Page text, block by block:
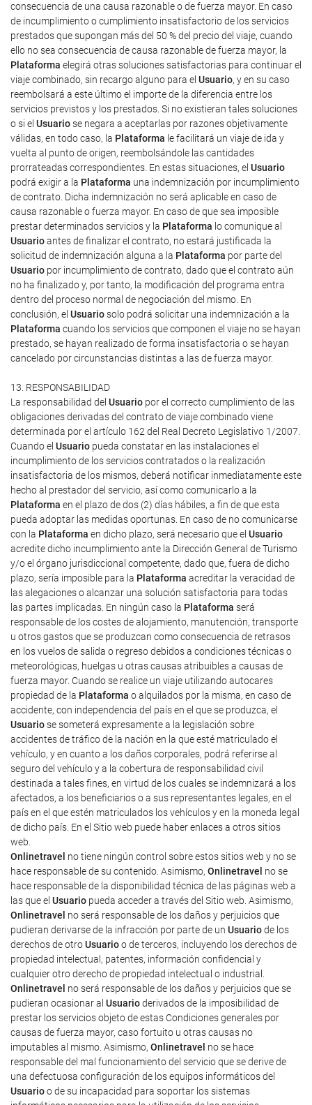
consecuencia de una causa razonable o de fuerza mayor. En caso
de incumplimiento o cumplimiento insatisfactorio de los servicios
prestados que supongan más del 50 % del precio del viaje, cuando
ello no sea consecuencia de causa razonable de fuerza mayor, la
Plataforma elegirá otras soluciones satisfactorias para continuar el
viaje combinado, sin recargo alguno para el Usuario, y en su caso
reembolsará a este último el importe de la diferencia entre los
servicios previstos y los prestados. Si no existieran tales soluciones
o si el Usuariose negara a aceptarlas por razones objetivamente
válidas, en todo caso, la Plataforma le facilitará un viaje de ida y
vuelta al punto de origen, reembolsándole las cantidades
prorrateadas correspondientes. En estas situaciones, el Usuario
podrá exigir a la Plataforma una indemnización por incumplimiento
de contrato. Dicha indemnización no será aplicable en caso de
causa razonable o fuerza mayor. En caso de que sea imposible
prestar determinados servicios y la Plataforma lo comunique al
Usuarioantes de finalizar el contrato, no estará justificada la
solicitud de indemnización alguna a la Plataforma por parte del
Usuario por incumplimiento de contrato, dado que el contrato aún
no ha finalizado y, por tanto, la modificación del programa entra
dentro del proceso normal de negociación del mismo. En
conclusión, el Usuariosolo podrá solicitar una indemnización a la
Plataforma cuando los servicios que componen el viaje no se hayan
prestado, se hayan realizado de forma insatisfactoria o se hayan
cancelado por circunstancias distintas a las de fuerza mayor.
13. RESPONSABILIDAD
La responsabilidad del Usuario por el correcto cumplimiento de las
obligaciones derivadas del contrato de viaje combinado viene
determinada por el artículo 162 del Real Decreto Legislativo 1/2007.
Cuando el Usuario pueda constatar en las instalaciones el
incumplimiento de los servicios contratados o la realización
insatisfactoria de los mismos, deberá notificar inmediatamente este
hecho al prestador del servicio, así como comunicarlo a la
Plataforma en el plazo de dos (2) días hábiles, a fin de que esta
pueda adoptar las medidas oportunas. En caso de no comunicarse
con la Plataforma en dicho plazo, será necesario que el Usuario
acredite dicho incumplimiento ante la Dirección General de Turismo
y/o el órgano jurisdiccional competente, dado que, fuera de dicho
plazo, sería imposible para la Plataforma acreditar la veracidad de
las alegaciones o alcanzar una solución satisfactoria para todas
las partes implicadas. En ningún caso la Plataforma será
responsable de los costes de alojamiento, manutención, transporte
u otros gastos que se produzcan como consecuencia de retrasos
en los vuelos de salida o regreso debidos a condiciones técnicas o
meteorológicas, huelgas u otras causas atribuibles a causas de
fuerza mayor. Cuando se realice un viaje utilizando autocares
propiedad de la Plataforma o alquilados por la misma, en caso de
accidente, con independencia del país en el que se produzca, el
Usuariose someterá expresamente a la legislación sobre
accidentes de tráfico de la nación en la que esté matriculado el
vehículo, y en cuanto a los daños corporales, podrá referirse al
seguro del vehículo y a la cobertura de responsabilidad civil
destinada a tales fines, en virtud de los cuales se indemnizará a los
afectados, a los beneficiarios o a sus representantes legales, en el
país en el que estén matriculados los vehículos y en la moneda legal
de dicho país. En el Sitio web puede haber enlaces a otros sitios
web.
Onlinetravel no tiene ningún control sobre estos sitios web y no se
hace responsable de su contenido. Asimismo, Onlinetravel no se
hace responsable de la disponibilidad técnica de las páginas web a
las que el Usuario pueda acceder a través del Sitio web. Asimismo,
Onlinetravel no será responsable de los daños y perjuicios que
pudieran derivarse de la infracción por parte de un Usuariode los
derechos de otroUsuarioo de terceros, incluyendo los derechos de
propiedad intelectual, patentes, información confidencial y
cualquier otro derecho de propiedad intelectual o industrial.
Onlinetravel no será responsable de los daños y perjuicios que se
pudieran ocasionar al Usuarioderivados de la imposibilidad de
prestar los servicios objeto de estas Condiciones generales por
causas de fuerza mayor, caso fortuito u otras causas no
imputables al mismo. Asimismo, Onlinetravel no se hace
responsable del mal funcionamiento del servicio que se derive de
una defectuosa configuración de los equipos informáticos del
Usuarioo de su incapacidad para soportar los sistemas